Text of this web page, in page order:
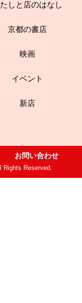
しと店のはなし
京都の書店
映画
イベント
新店
お問い合わせ
Rights Reserved.